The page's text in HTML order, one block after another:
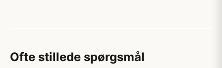
Ofte stillede spørgsmål